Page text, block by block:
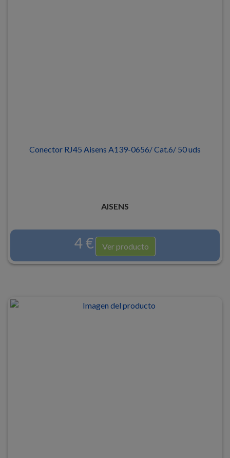
Conector RJ45 Aisens A139-0656/ Cat.6/ 50 uds
AISENS
4 € Ver producto